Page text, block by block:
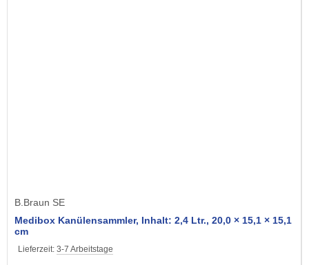
B.Braun SE
Medibox Kanülensammler, Inhalt: 2,4 Ltr., 20,0 × 15,1 × 15,1
cm
Lieferzeit: 3-7 Arbeitstage